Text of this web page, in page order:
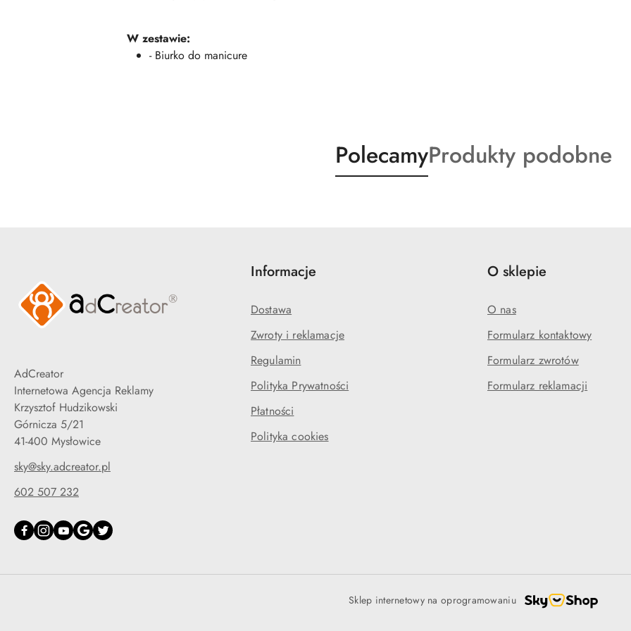
W zestawie:
- Biurko do manicure
Produkty
o
PolecamyProdukty
o
Produkty podobne
AdCreator
Internetowa Agencja Reklamy
Krzysztof Hudzikowski
Górnicza 5/21
41-400 Mysłowice
sky@sky.adcreator.pl
602 507 232
Informacje
Dostawa
Zwroty i reklamacje
Regulamin
Polityka Prywatności
Płatności
Polityka cookies
O sklepie
O nas
Formularz kontaktowy
Formularz zwrotów
Formularz reklamacji
Sklep internetowy na oprogramowaniu